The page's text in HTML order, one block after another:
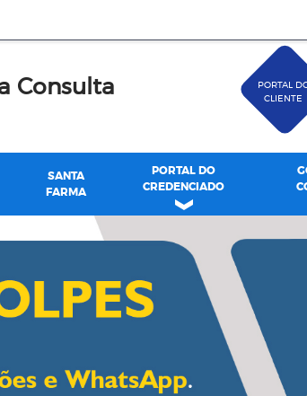
Consulta
PORTAL
CLIENTE
SANTA
FARMA
PORTAL DO
CREDENCIADO